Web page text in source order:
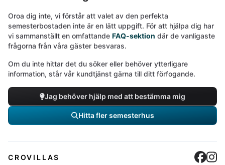
Oroa dig inte, vi förstår att valet av den perfekta
semesterbostaden inte är en lätt uppgift. För att hjälpa dig har
vi sammanställt en omfattande FAQ-sektion där de vanligaste
frågorna från våra gäster besvaras.
Om du inte hittar det du söker eller behöver ytterligare
information, står vår kundtjänst gärna till ditt förfogande.
Jag behöver hjälp med att bestämma mig
Hitta fler semesterhus
CROVILLAS